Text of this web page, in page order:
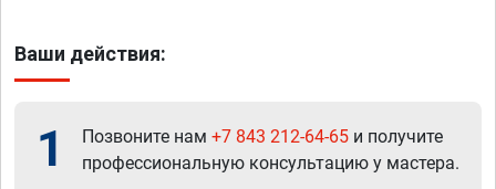
Ваши действия:
1 Позвоните нам +7 843 212-64-65 и получите
профессиональную консультацию у мастера.